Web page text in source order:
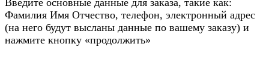
Введите основные данные для заказа, такие как:
Фамилия Имя Отчество, телефон, электронный адрес
(на него будут высланы данные по вашему заказу) и
нажмите кнопку «продолжить»